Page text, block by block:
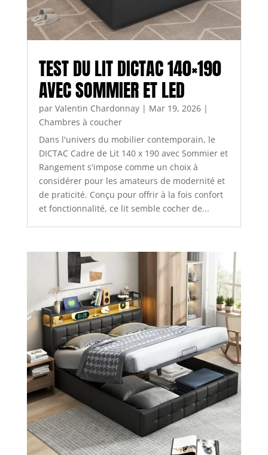
TEST DU LIT DICTAC 140×190
AVEC SOMMIER ET LED
par Valentin Chardonnay| Mar 19, 2026|
Chambres à coucher
Dans l'univers du mobilier contemporain, le
DICTAC Cadre de Lit 140 x 190 avec Sommier et
Rangement s'impose comme un choix à
considérer pour les amateurs de modernité et
de praticité. Conçu pour offrir à la fois confort
et fonctionnalité, ce lit semble cocher de...